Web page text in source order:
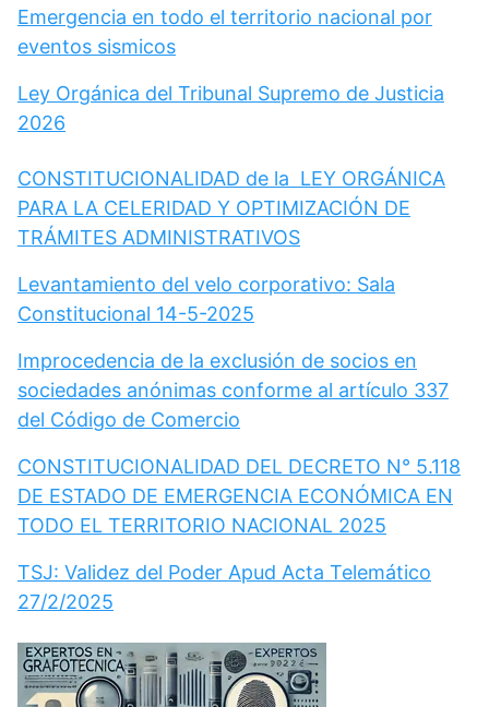
Emergencia en todo el territorio nacional por
eventos sismicos
Ley Orgánica del Tribunal Supremo de Justicia
2026
CONSTITUCIONALIDAD de la LEY ORGÁNICA
PARA LA CELERIDAD Y OPTIMIZACIÓN DE
TRÁMITES ADMINISTRATIVOS
Levantamiento del velo corporativo: Sala
Constitucional 14-5-2025
Improcedencia de la exclusión de socios en
sociedades anónimas conforme al artículo 337
del Código de Comercio
CONSTITUCIONALIDAD DEL DECRETO N° 5.118
DE ESTADO DE EMERGENCIA ECONÓMICA EN
TODO EL TERRITORIO NACIONAL 2025
TSJ: Validez del Poder Apud Acta Telemático
27/2/2025